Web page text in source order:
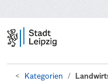
Kategorien